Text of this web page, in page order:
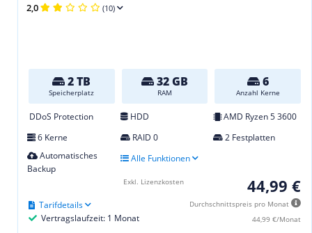
2,0 (10)
2 TB
Speicherplatz
32 GB
RAM
6
Anzahl Kerne
DDoS Protection HDD
AMD Ryzen 5 3600
6 Kerne
RAID 0
2 Festplatten
Automatisches
Backup
Alle Funktionen
44,99 €
Durchschnittspreis pro Monat
44,99 €/Monat
Vertragslaufzeit: 1 Monat
Tarifdetails
Exkl. Lizenzkosten